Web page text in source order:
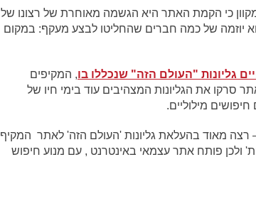
כי הקמת האתר היא הגשמה מאוחרת של רצונו של
יוזמה של כמה חברים שהחליטו לבצע מעקף: במקום
גליונות "העולם הזה" שנכללו בו, המקיפים
– מ-1950 ועד 1989. מפעילי האתר סרקו את הגליונות המצהיבים עוד בימי חיו של
מילוליים.
רצה מאוד בהעלאת גליונות 'העולם הזה' לאתר המקיף
ולכן פותח אתר עצמאי באינטרנט , עם מנוע חיפוש